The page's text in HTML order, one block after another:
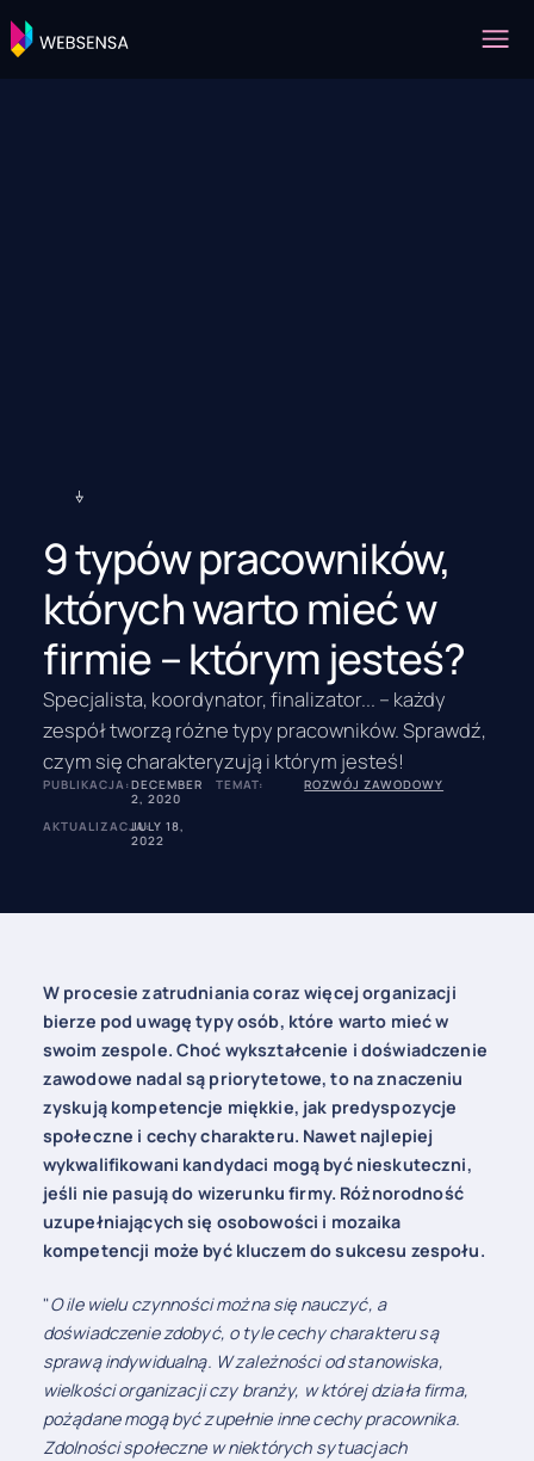
9 typów pracowników,
których warto mieć w
firmie – którym jesteś?
Specjalista, koordynator, finalizator... – każdy
zespół tworzą różne typy pracowników. Sprawdź,
czym się charakteryzują i którym jesteś!
PUBLIKACJA:DECEMBER
2, 2020
AKTUALIZACJA:JULY 18,
2022
TEMAT: ROZWÓJ ZAWODOWY
W procesie zatrudniania coraz więcej organizacji
bierze pod uwagę typy osób, które warto mieć w
swoim zespole. Choć wykształcenie i doświadczenie
zawodowe nadal są priorytetowe, to na znaczeniu
zyskują kompetencje miękkie, jak predyspozycje
społeczne i cechy charakteru. Nawet najlepiej
wykwalifikowani kandydaci mogą być nieskuteczni,
jeśli nie pasują do wizerunku firmy. Różnorodność
uzupełniających się osobowości i mozaika
kompetencji może być kluczem do sukcesu zespołu.
"O ile wielu czynności można się nauczyć, a
doświadczenie zdobyć, o tyle cechy charakteru są
sprawą indywidualną. W zależności od stanowiska,
wielkości organizacji czy branży, w której działa firma,
pożądane mogą być zupełnie inne cechy pracownika.
Zdolności społeczne w niektórych sytuacjach